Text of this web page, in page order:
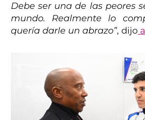
Debe ser una de las peores
mundo. Realmente lo
quería darle un abrazo”, dijo